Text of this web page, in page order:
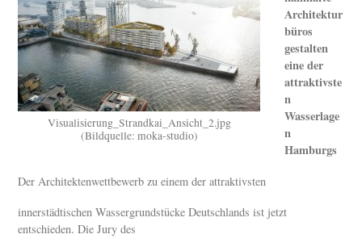
Visualisierung_Strandkai_Ansicht_2.jpg
(Bildquelle: moka-studio)
Architektur
büros
gestalten
eine der
attraktivste
n
Wasserlage
n
Hamburgs
Der Architektenwettbewerb zu einem der attraktivsten
innerstädtischen Wassergrundstücke Deutschlands ist jetzt
entschieden. Die Jury des